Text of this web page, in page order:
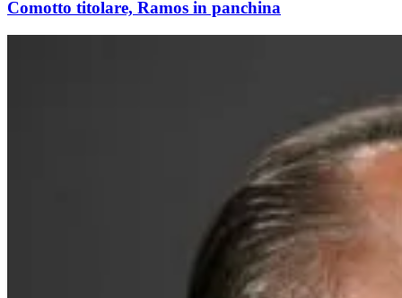
Comotto titolare, Ramos in panchina